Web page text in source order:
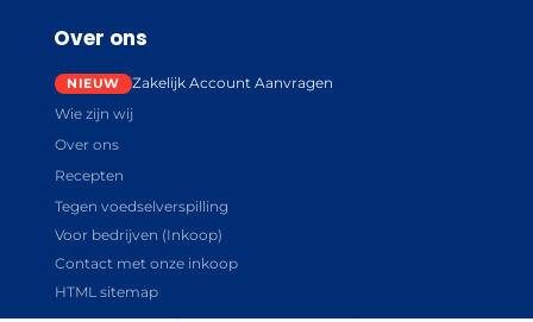
Over ons
Zakelijk Account Aanvragen
Wie zijn wij
Over ons
Recepten
Tegen voedselverspilling
Voor bedrijven (Inkoop)
Contact met onze inkoop
HTML sitemap